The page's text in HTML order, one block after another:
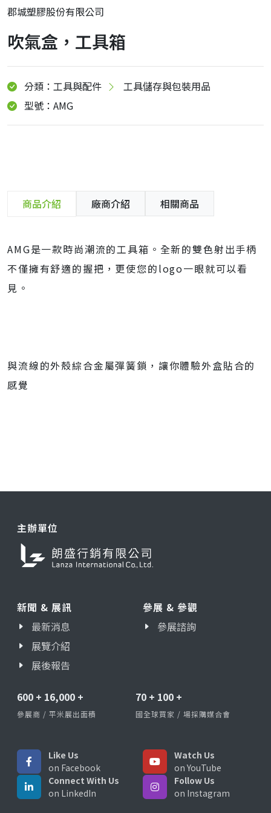
郡城塑膠股份有限公司
吹氣盒，工具箱
分類：工具與配件
工具儲存與包裝用品
型號：AMG
商品介紹 廠商介紹 相關商品
AMG是一款時尚潮流的工具箱。全新的雙色射出手柄
不僅擁有舒適的握把，更使您的logo一眼就可以看
見。
與流線的外殼綜合金屬彈簧鎖，讓你體驗外盒貼合的
感覺
主辦單位
新聞 & 展訊
最新消息
展覽介紹
展後報告
參展 & 參觀
參展諮詢
600 + 16,000 +
參展商 / 平米展出面積
70 + 100 +
國全球買家 / 場採購媒合會
Like Us
on Facebook
Watch Us
on YouTube
Connect With Us
on LinkedIn
Follow Us
on Instagram